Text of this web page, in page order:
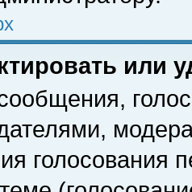
или
голосования